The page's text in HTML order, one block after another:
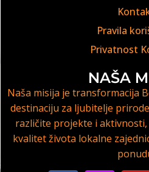
Pravila
Privatnost
NAŠA
Naša misija je transformacija
destinaciju za ljubitelje
različite projekte i
kvalitet života lokalne